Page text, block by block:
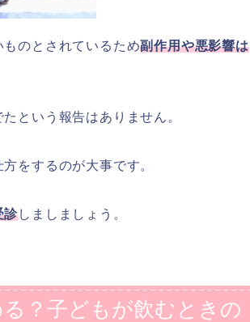
のとされているため副作用や悪影響は
という報告はありません。
をするのが大事です。
診しましましょう。
？子どもが飲むときの